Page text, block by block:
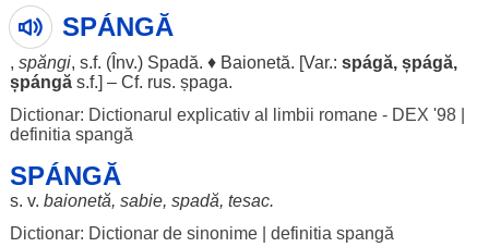
SPÁNGĂ
, spăngi, s.f. (Înv.) Spadă. ♦ Baionetă. [Var.: spágă, șpágă,
șpángăs.f.] – Cf. rus. șpaga.
Dictionar: Dictionarul explicativ al limbii romane - DEX '98|
definitia spangă
SPÁNGĂ
s. v. baionetă, sabie, spadă, tesac.
Dictionar: Dictionar de sinonime| definitia spangă